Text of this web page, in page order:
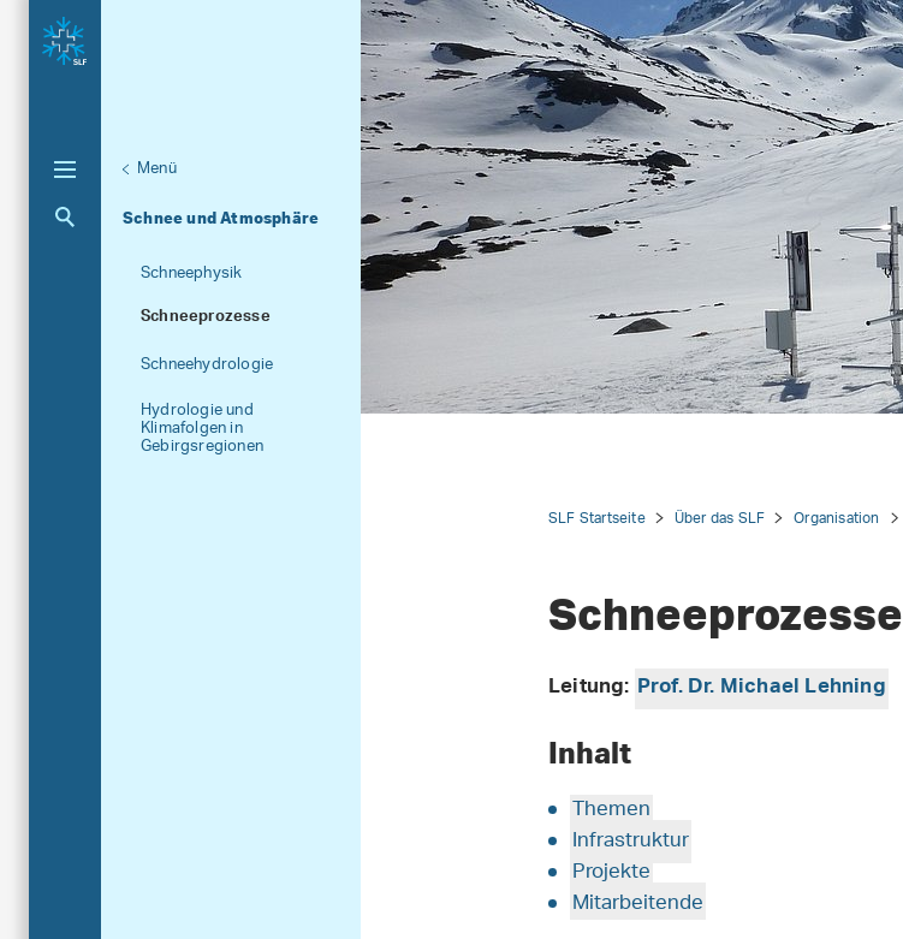
Forschungseinheiten
Unternavigation
Menü
Schnee und Atmosphäre
Aktuelle Navigation
Schneephysik
Schneeprozesse
Schneehydrologie
Hydrologie und
Klimafolgen in
Gebirgsregionen
SLF Startseite Über das SLF Organisation
Schneeprozesse
Leitung: Prof. Dr. Michael Lehning
Inhalt
Themen
Infrastruktur
Projekte
Mitarbeitende